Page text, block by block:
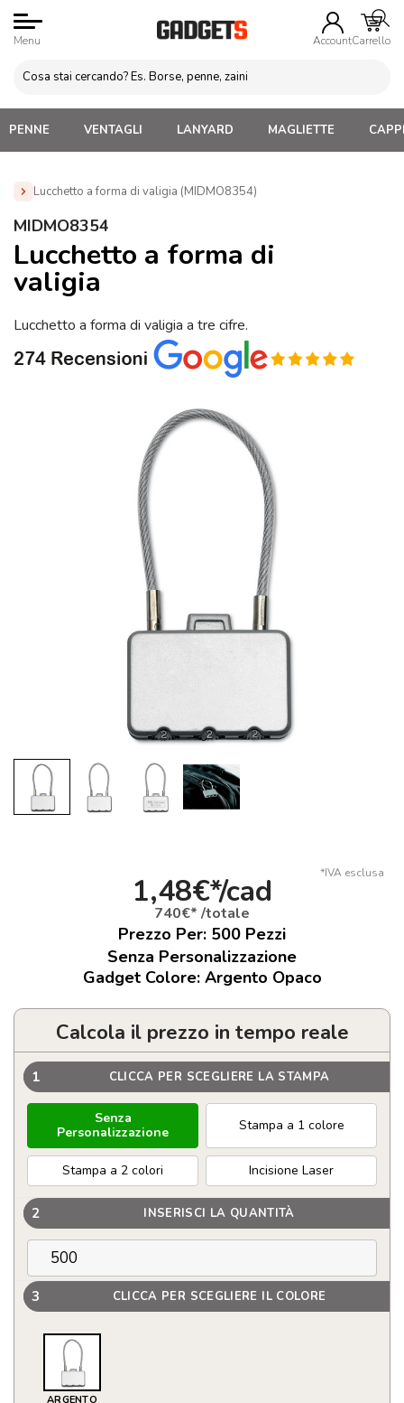
Menu AccountCarrello
PENNE VENTAGLI LANYARD MAGLIETTE
Lucchetto a forma di valigia (MIDMO8354)
Home » Gadget Tematici Personalizzabili
valigia (MIDMO8354)
MIDMO8354
Lucchetto a forma di
valigia
Lucchetto a forma di valigia a tre cifre.
*IVA esclusa
1,48€*/cad
740€* /totale
Prezzo Per: 500 Pezzi
Senza Personalizzazione
Gadget Colore: Argento Opaco
Calcola il prezzo in tempo reale
1 CLICCA PER SCEGLIERE LA STAMPA
Senza
Personalizzazione
Stampa a 1 colore
Stampa a 2 colori Incisione Laser
2 INSERISCI LA QUANTITÀ
3 CLICCA PER SCEGLIERE IL COLORE
ARGENTO